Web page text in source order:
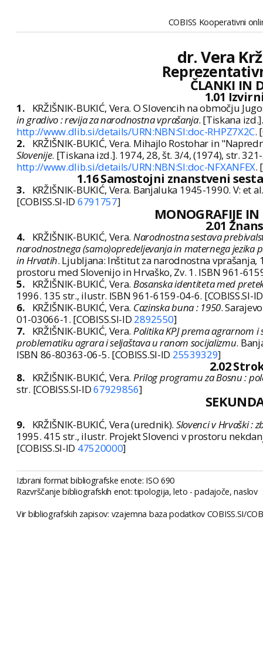
COBISS Kooperativni
dr. Vera
ČLANKI IN
1.01
1.
KRŽIŠNIK-BUKIĆ, Vera. O Slovencih na območju
in gradivo : revija za narodnostna vprašanja. [Tiskana
http://www.dlib.si/details/URN:NBN:SI:doc-RHPZ7X2C.
2.
KRŽIŠNIK-BUKIĆ, Vera. Mihajlo Rostohar in
Slovenije. [Tiskana izd.]. 1974, 28, št. 3/4, (1974), str.
http://www.dlib.si/details/URN:NBN:SI:doc-NFXANFEX.
1.16 Samostojni znanstveni
3.
KRŽIŠNIK-BUKIĆ, Vera. Banjaluka 1945-1990. V: et
[COBISS.SI-ID 6791757]
MONOGRAFIJE
2.01
4. KRŽIŠNIK-BUKIĆ, Vera. Narodnostna sestava
narodnostnega (samo)opredeljevanja in maternega jezika
in Hrvatih. Ljubljana: Inštitut za narodnostna
prostoru med Slovenijo in Hrvaško, Zv. 1. ISBN 961-
5.
KRŽIŠNIK-BUKIĆ, Vera. Bosanska identiteta med
1996. 135 str., ilustr. ISBN 961-6159-04-6. [COBISS.SI-
6.
KRŽIŠNIK-BUKIĆ, Vera. Cazinska buna : 1950.
01-03066-1. [COBISS.SI-ID 2892550]
7.
KRŽIŠNIK-BUKIĆ, Vera. Politika KPJ prema agrarnom
problematiku agrara i seljaštava u ranom socijalizmu.
ISBN 86-80363-06-5. [COBISS.SI-ID 25539329]
2.02
8. KRŽIŠNIK-BUKIĆ, Vera. Prilog programu za Bosnu :
str. [COBISS.SI-ID67929856]
9. KRŽIŠNIK-BUKIĆ, Vera (urednik). Slovenci v Hrvaški :
1995. 415 str., ilustr. Projekt Slovenci v prostoru
[COBISS.SI-ID 47520000]
Izbrani format bibliografske enote: ISO 690
Razvrščanje bibliografskih enot: tipologija, leto - padajoče, naslov
Vir bibliografskih zapisov: vzajemna baza podatkov COBISS.SI/